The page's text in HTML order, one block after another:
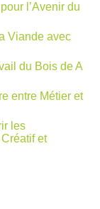
l’Avenir du
Viande avec
du Bois de A
entre Métier et
les
et